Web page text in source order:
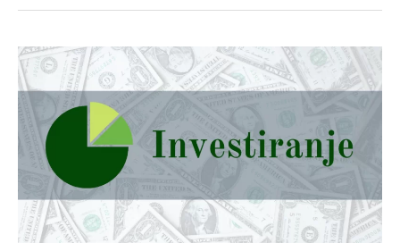
Portfolio
Analiza
Početak
druge
sezone